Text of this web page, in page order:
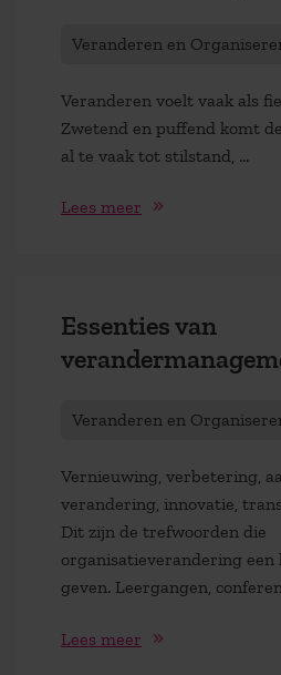
Veranderen en
Veranderen voelt vaak als
Zwetend en puffend komt
al te vaak tot stilstand, …
Lees meer
Essenties van
Veranderen en
Vernieuwing, verbetering,
verandering, innovatie,
Dit zijn de trefwoorden die
organisatieverandering
geven. Leergangen,
Lees meer